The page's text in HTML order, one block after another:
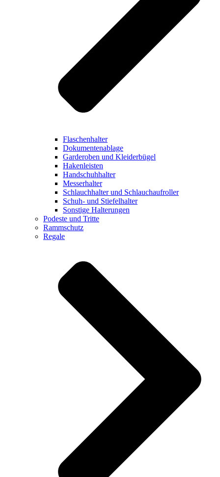
Flaschenhalter
Dokumentenablage
Garderoben und Kleiderbügel
Hakenleisten
Handschuhhalter
Messerhalter
Schlauchhalter und Schlauchaufroller
Schuh- und Stiefelhalter
Sonstige Halterungen
Podeste und Tritte
Rammschutz
Regale